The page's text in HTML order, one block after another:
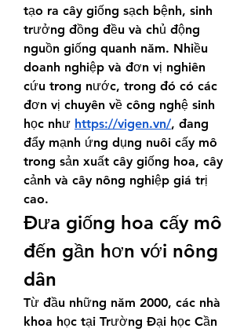
tạo ra cây giống sạch bệnh, sinh
trưởng đồng đều và chủ động
nguồn giống quanh năm. Nhiều
doanh nghiệp và đơn vị nghiên
cứu trong nước, trong đó có các
đơn vị chuyên về công nghệ sinh
học như https://vigen.vn/, đang
đẩy mạnh ứng dụng nuôi cấy mô
trong sản xuất cây giống hoa, cây
cảnh và cây nông nghiệp giá trị
cao.
Đưa giống hoa cấy mô
đến gần hơn với nông
dân
Từ đầu những năm 2000, các nhà
khoa học tại Trường Đại học Cần